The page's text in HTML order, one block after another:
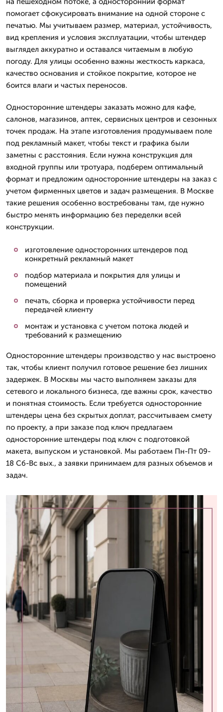
помогает сфокусировать внимание на одной стороне с
печатью. Мы учитываем размер, материал, устойчивость,
вид крепления и условия эксплуатации, чтобы штендер
выглядел аккуратно и оставался читаемым в любую
погоду. Для улицы особенно важны жесткость каркаса,
качество основания и стойкое покрытие, которое не
боится влаги и частых переносов.
Односторонние штендеры заказать можно для кафе,
салонов, магазинов, аптек, сервисных центров и сезонных
точек продаж. На этапе изготовления продумываем поле
под рекламный макет, чтобы текст и графика были
заметны с расстояния. Если нужна конструкция для
входной группы или тротуара, подберем оптимальный
формат и предложим односторонние штендеры на заказ с
учетом фирменных цветов и задач размещения. В Москве
такие решения особенно востребованы там, где нужно
быстро менять информацию без переделки всей
конструкции.
изготовление односторонних штендеров под
конкретный рекламный макет
подбор материала и покрытия для улицы и
помещений
печать, сборка и проверка устойчивости перед
передачей клиенту
монтаж и установка с учетом потока людей и
требований к размещению
Односторонние штендеры производство у нас выстроено
так, чтобы клиент получил готовое решение без лишних
задержек. В Москвы мы часто выполняем заказы для
сетевого и локального бизнеса, где важны срок, качество
и понятная стоимость. Если требуется односторонние
штендеры цена без скрытых доплат, рассчитываем смету
по проекту, а при заказе под ключ предлагаем
односторонние штендеры под ключ с подготовкой
макета, выпуском и установкой. Мы работаем Пн-Пт 09-
18 Сб-Вс вых., а заявки принимаем для разных объемов и
задач.